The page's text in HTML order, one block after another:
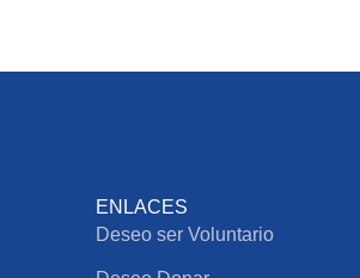
ENLACES
Deseo ser Voluntario